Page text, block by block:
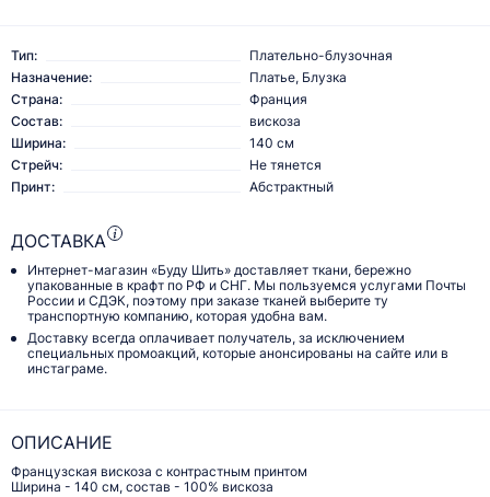
Тип:
Плательно-блузочная
Назначение:
Платье, Блузка
Страна:
Франция
Состав:
вискоза
Ширина:
140 см
Стрейч:
Не тянется
Принт:
Абстрактный
ДОСТАВКА
Интернет-магазин «Буду Шить» доставляет ткани, бережно
упакованные в крафт по РФ и СНГ. Мы пользуемся услугами Почты
России и СДЭК, поэтому при заказе тканей выберите ту
транспортную компанию, которая удобна вам.
Доставку всегда оплачивает получатель, за исключением
специальных промоакций, которые анонсированы на сайте или в
инстаграме.
ОПИСАНИЕ
Французская вискоза с контрастным принтом
Ширина - 140 см, состав - 100% вискоза